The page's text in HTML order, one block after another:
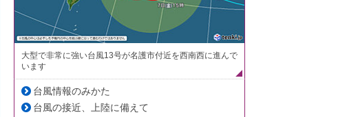
大型で非常に強い台風13号が名護市付近を西南西に進んで
います
台風情報のみかた
台風の接近、上陸に備えて